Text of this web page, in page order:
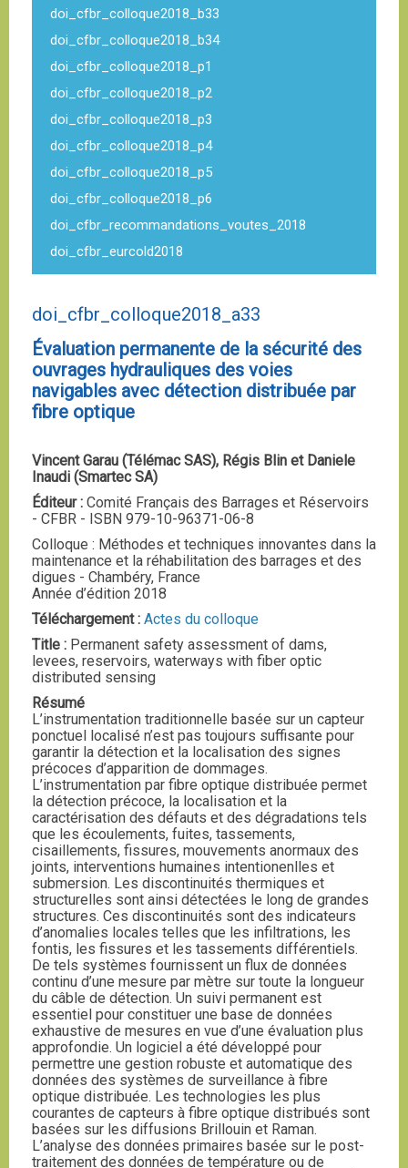
doi_cfbr_colloque2018_b33
doi_cfbr_colloque2018_b34
doi_cfbr_colloque2018_p1
doi_cfbr_colloque2018_p2
doi_cfbr_colloque2018_p3
doi_cfbr_colloque2018_p4
doi_cfbr_colloque2018_p5
doi_cfbr_colloque2018_p6
doi_cfbr_recommandations_voutes_2018
doi_cfbr_eurcold2018
doi_cfbr_colloque2018_a33
Évaluation permanente de la sécurité des
ouvrages hydrauliques des voies
navigables avec détection distribuée par
fibre optique
Vincent Garau (Télémac SAS), Régis Blin et Daniele
Inaudi (Smartec SA)
Éditeur : Comité Français des Barrages et Réservoirs
- CFBR - ISBN 979-10-96371-06-8
Colloque : Méthodes et techniques innovantes dans la
maintenance et la réhabilitation des barrages et des
digues - Chambéry, France
Année d’édition 2018
Téléchargement : Actes du colloque
Title : Permanent safety assessment of dams,
levees, reservoirs, waterways with fiber optic
distributed sensing
Résumé
L’instrumentation traditionnelle basée sur un capteur
ponctuel localisé n’est pas toujours suffisante pour
garantir la détection et la localisation des signes
précoces d’apparition de dommages.
L’instrumentation par fibre optique distribuée permet
la détection précoce, la localisation et la
caractérisation des défauts et des dégradations tels
que les écoulements, fuites, tassements,
cisaillements, fissures, mouvements anormaux des
joints, interventions humaines intentionenlles et
submersion. Les discontinuités thermiques et
structurelles sont ainsi détectées le long de grandes
structures. Ces discontinuités sont des indicateurs
d’anomalies locales telles que les infiltrations, les
fontis, les fissures et les tassements différentiels.
De tels systèmes fournissent un flux de données
continu d’une mesure par mètre sur toute la longueur
du câble de détection. Un suivi permanent est
essentiel pour constituer une base de données
exhaustive de mesures en vue d’une évaluation plus
approfondie. Un logiciel a été développé pour
permettre une gestion robuste et automatique des
données des systèmes de surveillance à fibre
optique distribuée. Les technologies les plus
courantes de capteurs à fibre optique distribués sont
basées sur les diffusions Brillouin et Raman.
L’analyse des données primaires basée sur le post-
traitement des données de température ou de